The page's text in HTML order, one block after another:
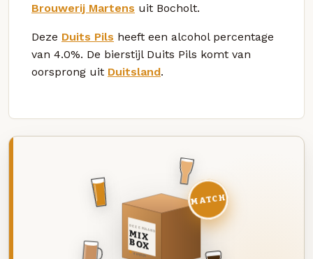
Brouwerij Martens uit Bocholt.
Deze Duits Pils heeft een alcohol percentage
van 4.0%. De bierstijl Duits Pils komt van
oorsprong uit Duitsland.
DEZE MAAND
MIX
BOX
8 BIEREN
MATCH